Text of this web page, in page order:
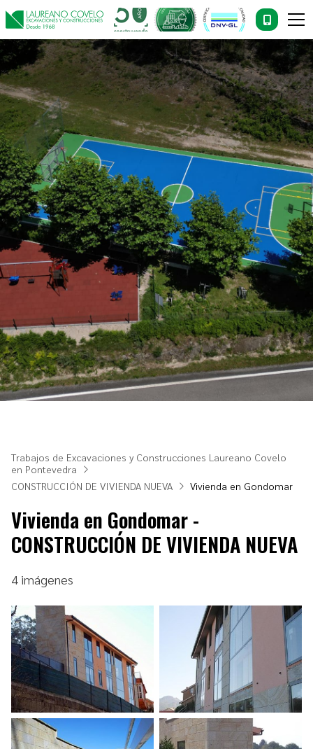
Trabajos de Excavaciones y Construcciones Laureano Covelo
en Pontevedra
CONSTRUCCIÓN DE VIVIENDA NUEVA
Vivienda en Gondomar
Vivienda en Gondomar -
CONSTRUCCIÓN DE VIVIENDA NUEVA
4 imágenes